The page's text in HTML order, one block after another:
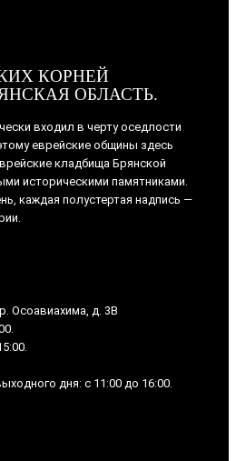
КОРНЕЙ
ОБЛАСТЬ.
входил в черту оседлости
еврейские общины здесь
кладбища Брянской
историческими памятниками.
каждая полустертая надпись —
Осоавиахима, д. 3В
дня: с 11:00 до 16:00.